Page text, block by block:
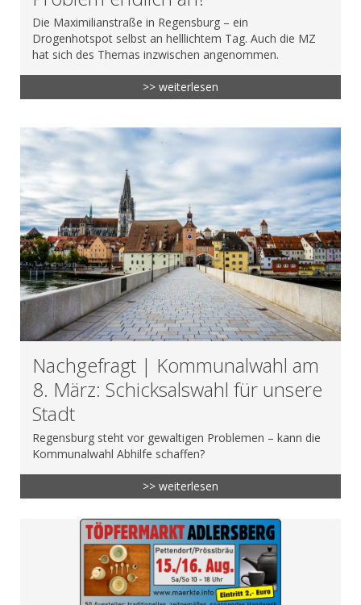
Die Maximilianstraße in Regensburg – ein
Drogenhotspot selbst an helllichtem Tag. Auch die MZ
hat sich des Themas inzwischen angenommen.
>> weiterlesen
Nachgefragt | Kommunalwahl am
8. März: Schicksalswahl für unsere
Stadt
Regensburg steht vor gewaltigen Problemen – kann die
Kommunalwahl Abhilfe schaffen?
>> weiterlesen